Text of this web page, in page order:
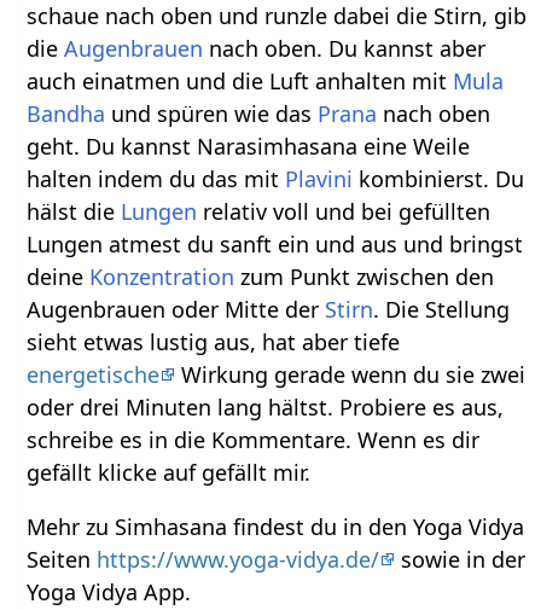
schaue nach oben und runzle dabei die Stirn, gib
dieAugenbrauen nach oben. Du kannst aber
auch einatmen und die Luft anhalten mit Mula
Bandha und spüren wie das Prana nach oben
geht. Du kannst Narasimhasana eine Weile
halten indem du das mit Plavini kombinierst. Du
hälst die Lungen relativ voll und bei gefüllten
Lungen atmest du sanft ein und aus und bringst
deine Konzentration zum Punkt zwischen den
Augenbrauen oder Mitte der Stirn. Die Stellung
sieht etwas lustig aus, hat aber tiefe
energetische
Wirkung gerade wenn du sie zwei
oder drei Minuten lang hältst. Probiere es aus,
schreibe es in die Kommentare. Wenn es dir
gefällt klicke auf gefällt mir.
Mehr zu Simhasana findest du in den Yoga Vidya
Seiten https://www.yoga-vidya.de/
sowie in der
Yoga Vidya App.